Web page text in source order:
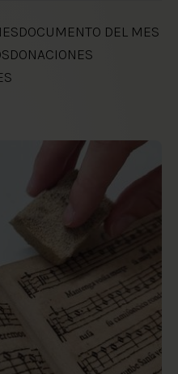
DOCUMENTO DEL MES
DONACIONES